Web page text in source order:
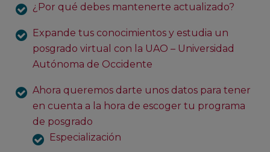
¿Por qué debes mantenerte actualizado?
Expande tus conocimientos y estudia un
posgrado virtual con la UAO – Universidad
Autónoma de Occidente
Ahora queremos darte unos datos para tener
en cuenta a la hora de escoger tu programa
de posgrado
Especialización